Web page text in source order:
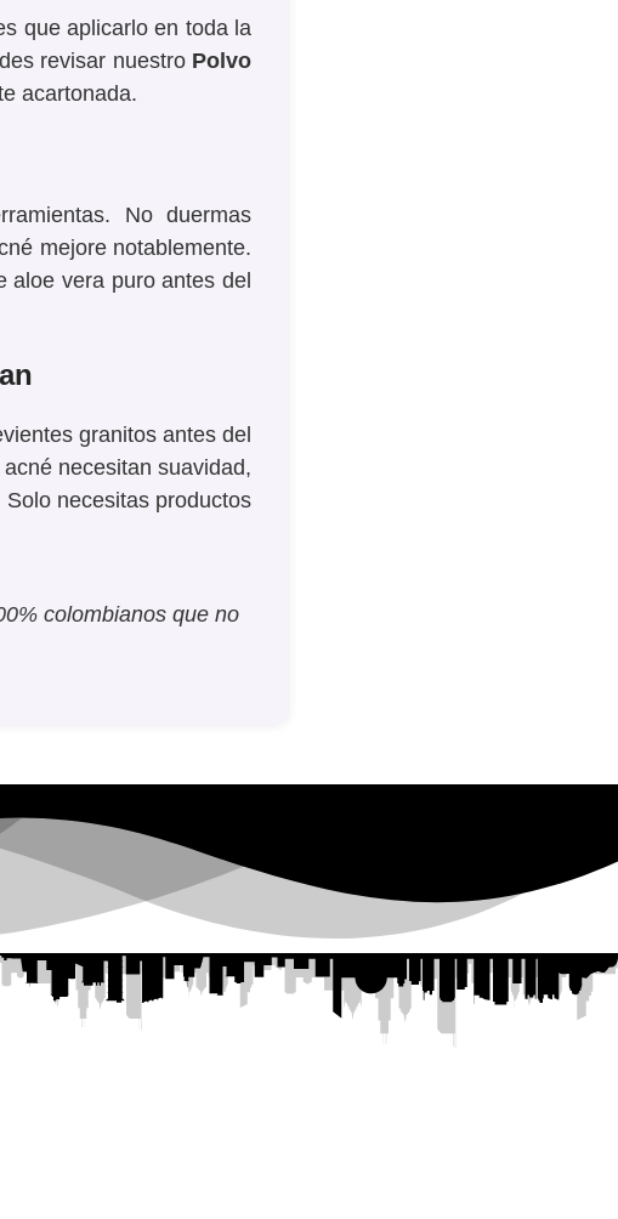
que aplicarlo en toda la
revisar nuestro Polvo
acartonada.
No duermas
mejore notablemente.
vera puro antes del
granitos antes del
necesitan suavidad,
necesitas productos
colombianos que no